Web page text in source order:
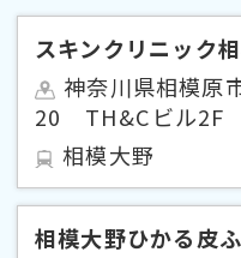
スキンクリニック
神奈川県相模原
20 TH&Cビル2F
相模大野
相模大野ひかる皮